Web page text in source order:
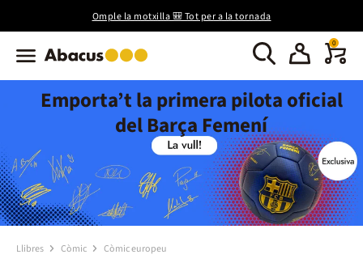
Omple la motxilla 🎒 Tot per a la tornada
0
Emporta’t la primera pilota oficial
del Barça Femení
Llibres Còmic Còmic europeu